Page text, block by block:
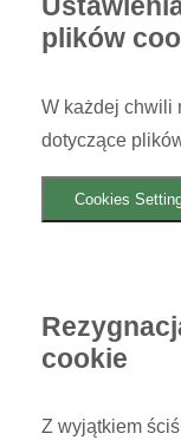
plików
W każdej chwili
dotyczące
Cookies
cookie
Z wyjątkiem